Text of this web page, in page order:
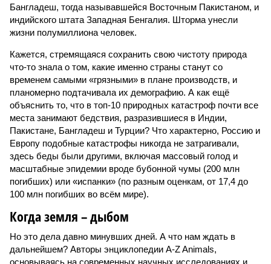
Бангладеш, тогда называвшейся Восточным Пакистаном, и
индийского штата Западная Бенгалия. Шторма унесли
жизни полумиллиона человек.
Кажется, стремящаяся сохранить свою чистоту природа
что-то знала о том, какие именно страны станут со
временем самыми «грязными» в плане производств, и
планомерно подтачивала их демографию. А как ещё
объяснить то, что в топ-10 природных катастроф почти все
места занимают бедствия, разразившиеся в Индии,
Пакистане, Бангладеш и Турции? Что характерно, Россию и
Европу подобные катастрофы никогда не затрагивали,
здесь беды были другими, включая массовый голод и
масштабные эпидемии вроде бубонной чумы (200 млн
погибших) или «испанки» (по разным оценкам, от 17,4 до
100 млн погибших во всём мире).
Когда земля – дыбом
Но это дела давно минувших дней. А что нам ждать в
дальнейшем? Авторы энциклопедии A-Z Animals,
основываясь на современных научных исследованиях и